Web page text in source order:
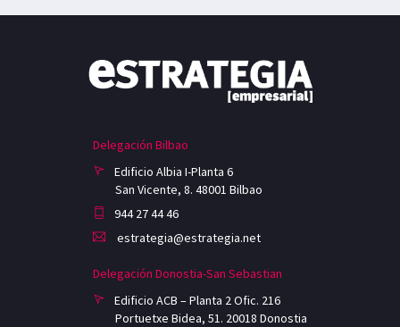
Delegación Bilbao
Edificio Albia I-Planta 6
San Vicente, 8. 48001 Bilbao
944 27 44 46
estrategia@estrategia.net
Delegación Donostia-San Sebastian
Edificio ACB – Planta 2 Ofic. 216
Portuetxe Bidea, 51. 20018 Donostia